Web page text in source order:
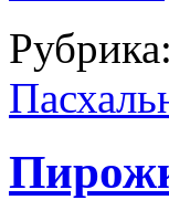
Рубрика: